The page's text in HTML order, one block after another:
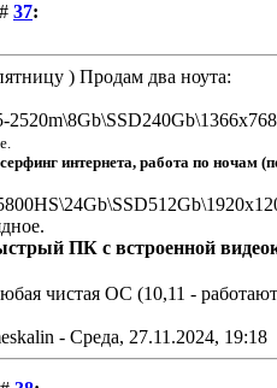
37:
) Продам два ноута:
интернета, работа по ночам
ПК с встроенной
чистая ОС (10,11 -
- Среда, 27.11.2024, 19:18